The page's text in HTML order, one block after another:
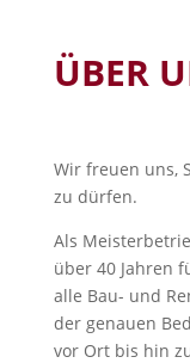
ÜBER
Wir freuen uns,
zu dürfen.
Als
über 40 Jahren
alle Bau- und
der genauen
vor Ort bis hin